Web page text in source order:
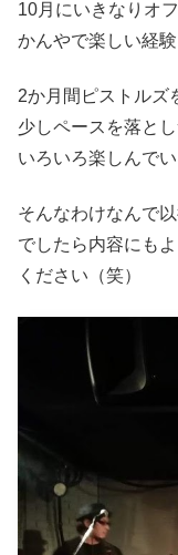
10月にいきなりオ
かんやで楽しい経
2か月間ピストルズ
少しペースを落と
いろいろ楽しんでい
そんなわけなんで
でしたら内容にも
ください（笑）